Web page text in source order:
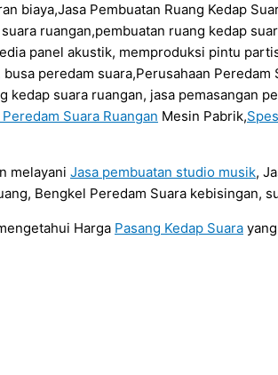
biaya,Jasa Pembuatan Ruang Kedap
ruangan,pembuatan ruang kedap
panel akustik, memproduksi pintu
peredam suara,Perusahaan
kedap suara ruangan, jasa pemasangan
Suara Ruangan Mesin Pabrik,
melayani Jasa pembuatan studio musik,
Bengkel Peredam Suara kebisingan,
Harga Pasang Kedap Suara